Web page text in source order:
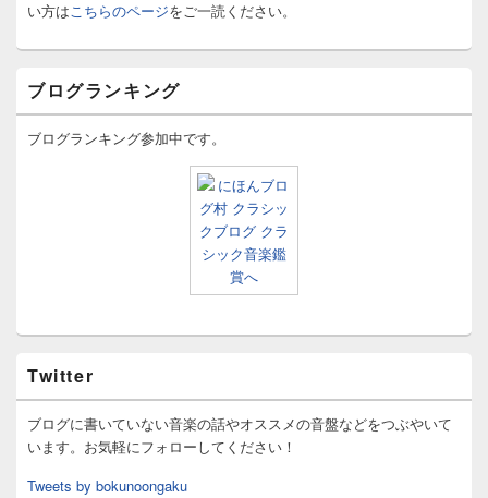
い方はこちらのページをご一読ください。
ブログランキング
ブログランキング参加中です。
Twitter
ブログに書いていない音楽の話やオススメの音盤などをつぶやいて
います。お気軽にフォローしてください！
Tweets by bokunoongaku